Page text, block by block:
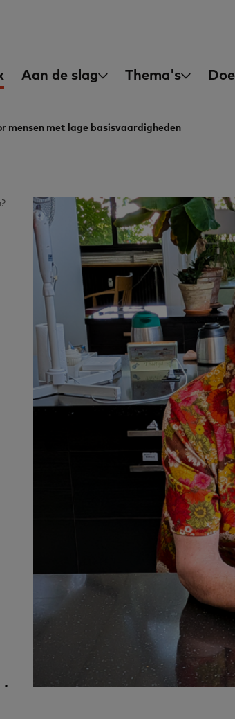
Aan de slag Thema's
mensen met lage basisvaardigheden